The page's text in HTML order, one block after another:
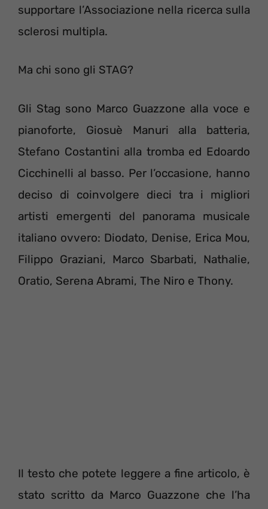
supportare l’Associazione nella ricerca sulla
sclerosi multipla.
Ma chi sono gli STAG?
Gli Stag sono Marco Guazzone alla voce e
pianoforte, Giosuè Manuri alla batteria,
Stefano Costantini alla tromba ed Edoardo
Cicchinelli al basso. Per l’occasione, hanno
deciso di coinvolgere dieci tra i migliori
artisti emergenti del panorama musicale
italiano ovvero: Diodato, Denise, Erica Mou,
Filippo Graziani, Marco Sbarbati, Nathalie,
Oratio, Serena Abrami, The Niro e Thony.
Il testo che potete leggere a fine articolo, è
stato scritto da Marco Guazzone che l’ha